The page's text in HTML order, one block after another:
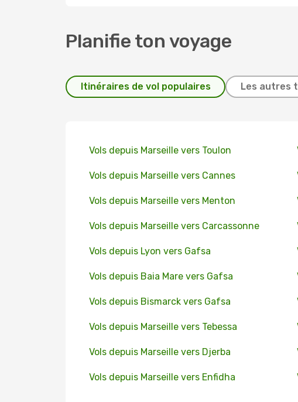
Planifie ton voyage
Itinéraires de vol populaires Les autres
Vols depuis Marseille vers Toulon
Vols depuis Marseille vers Cannes
Vols depuis Marseille vers Menton
Vols depuis Marseille vers Carcassonne
Vols depuis Lyon vers Gafsa
Vols depuis Baia Mare vers Gafsa
Vols depuis Bismarck vers Gafsa
Vols depuis Marseille vers Tebessa
Vols depuis Marseille vers Djerba
Vols depuis Marseille vers Enfidha